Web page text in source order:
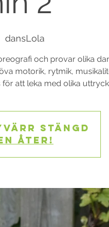
dansLola
och provar olika
motorik, rytmik,
att leka med olika
stängd
åter!